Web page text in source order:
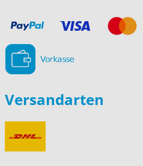
Versandarten